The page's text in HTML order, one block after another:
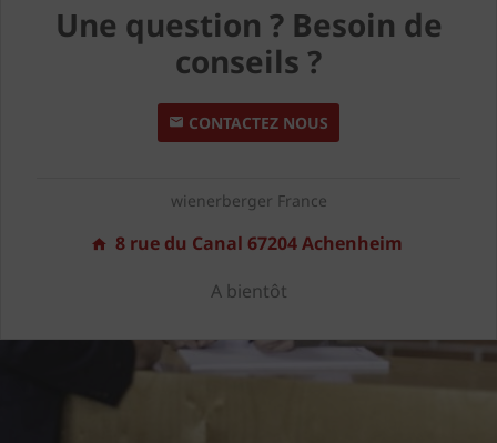
Une question ? Besoin de
conseils ?
CONTACTEZ NOUS
wienerberger France
8 rue du Canal 67204 Achenheim
A bientôt